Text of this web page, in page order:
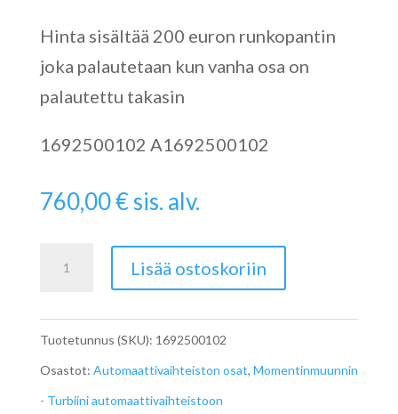
Hinta sisältää 200 euron runkopantin
joka palautetaan kun vanha osa on
palautettu takasin
1692500102 A1692500102
760,00€sis. alv.
Momentinmuunnin
A1692500102
määrä
Lisää ostoskoriin
Tuotetunnus (SKU): 1692500102
Osastot: Automaattivaihteiston osat, Momentinmuunnin
- Turbiini automaattivaihteistoon